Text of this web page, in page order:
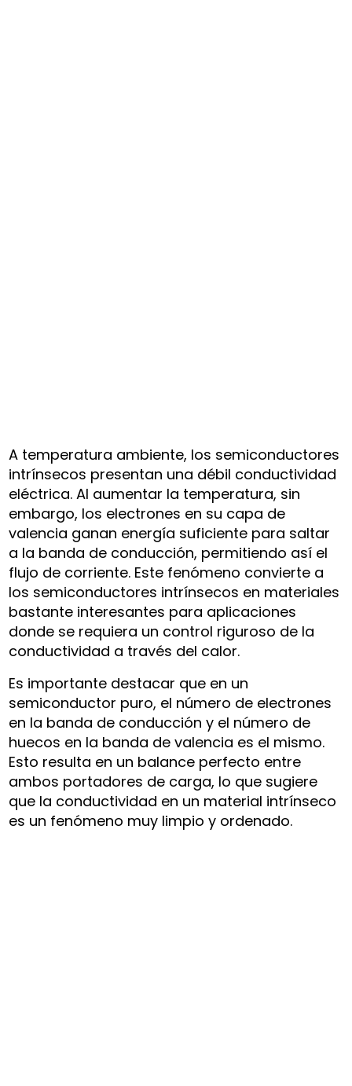
A temperatura ambiente, los semiconductores
intrínsecos presentan una débil conductividad
eléctrica. Al aumentar la temperatura, sin
embargo, los electrones en su capa de
valencia ganan energía suficiente para saltar
a la banda de conducción, permitiendo así el
flujo de corriente. Este fenómeno convierte a
los semiconductores intrínsecos en materiales
bastante interesantes para aplicaciones
donde se requiera un control riguroso de la
conductividad a través del calor.
Es importante destacar que en un
semiconductor puro, el número de electrones
en la banda de conducción y el número de
huecos en la banda de valencia es el mismo.
Esto resulta en un balance perfecto entre
ambos portadores de carga, lo que sugiere
que la conductividad en un material intrínseco
es un fenómeno muy limpio y ordenado.